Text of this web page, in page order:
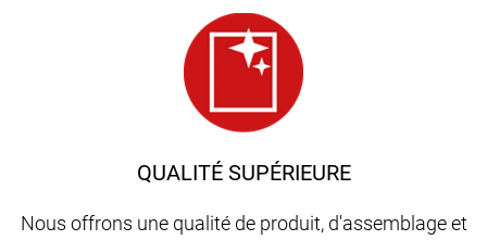
QUALITÉ SUPÉRIEURE
Nous offrons une qualité de produit, d'assemblage et